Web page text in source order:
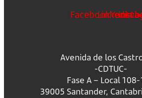
FacebookLinkedin
Avenida de los
-CDTUC-
Fase A – Local 108-
39005 Santander,